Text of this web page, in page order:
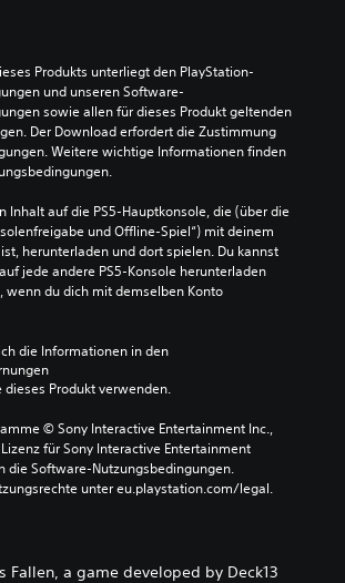
Produkts unterliegt den PlayStation-
und unseren Software-
sowie allen für dieses Produkt geltenden
Der Download erfordert die Zustimmung
Weitere wichtige Informationen finden
Inhalt auf die PS5-Hauptkonsole, die (über die
und Offline-Spiel“) mit deinem
herunterladen und dort spielen. Du kannst
jede andere PS5-Konsole herunterladen
wenn du dich mit demselben Konto
die Informationen in den
dieses Produkt verwenden.
© Sony Interactive Entertainment Inc.,
für Sony Interactive Entertainment
die Software-Nutzungsbedingungen.
unter eu.playstation.com/legal.
Fallen, a game developed by Deck13